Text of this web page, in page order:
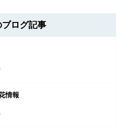
ログ記事
情報